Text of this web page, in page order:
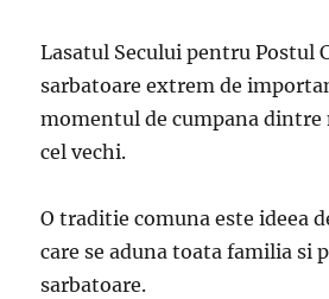
Lasatul Secului pentru Postul
sarbatoare extrem de
momentul de cumpana dintre
cel vechi.
O traditie comuna este ideea
care se aduna toata familia si
sarbatoare.